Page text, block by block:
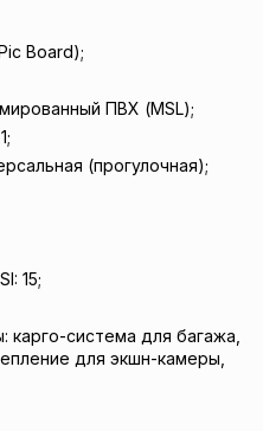
Board);
ПВХ (MSL);
(прогулочная);
15;
система для багажа,
для экшн-камеры,